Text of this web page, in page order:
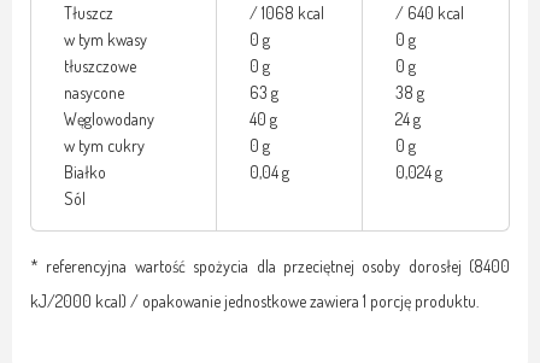
Tłuszcz
w tym kwasy
tłuszczowe
nasycone
Węglowodany
w tym cukry
Białko
Sól
/ 1068 kcal
0 g
0 g
63 g
40 g
0 g
0,04 g
/ 640 kcal
0 g
0 g
38 g
24 g
0 g
0,024 g
* referencyjna wartość spożycia dla przeciętnej osoby dorosłej (8400
kJ/2000 kcal) / opakowanie jednostkowe zawiera 1 porcję produktu.